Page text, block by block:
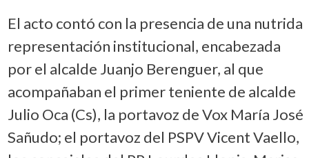
El acto contó con la presencia de una nutrida
representación institucional, encabezada
por el alcalde Juanjo Berenguer, al que
acompañaban el primer teniente de alcalde
Julio Oca (Cs), la portavoz de Vox María José
Sañudo; el portavoz del PSPV Vicent Vaello,